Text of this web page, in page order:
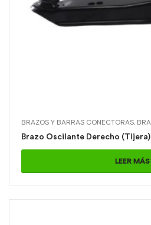
BRAZOS Y BARRAS CONECTORAS,
Brazo Oscilante Derecho
LEER MÁS